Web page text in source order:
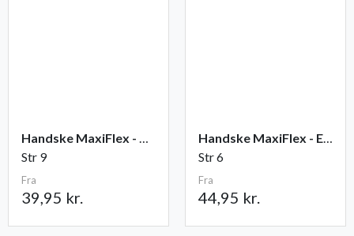
Handske MaxiFlex - Ultimate
Str 9
Fra
39,95 kr.
Handske MaxiFlex - Endurance
Str 6
Fra
44,95 kr.